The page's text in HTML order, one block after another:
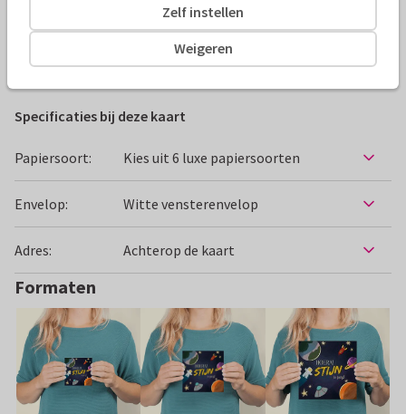
Alle kaarten zijn helemaal naar wens aan te passen
Verjaardagskaarten Jelke van Antwerpen 2 Hip en
Specificaties bij deze kaart
Papiersoort: Kies uit 6 luxe papiersoorten
Envelop: Witte vensterenvelop
Adres: Achterop de kaart
Formaten
Weigeren
Zelf instellen